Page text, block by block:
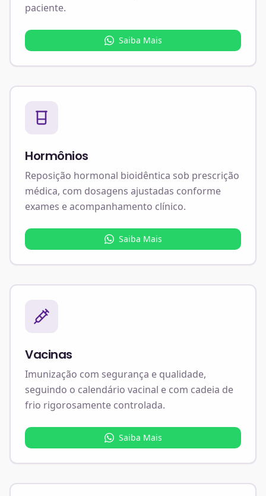
paciente.
Saiba Mais
Hormônios
Reposição hormonal bioidêntica sob prescrição
médica, com dosagens ajustadas conforme
exames e acompanhamento clínico.
Saiba Mais
Vacinas
Imunização com segurança e qualidade,
seguindo o calendário vacinal e com cadeia de
frio rigorosamente controlada.
Saiba Mais